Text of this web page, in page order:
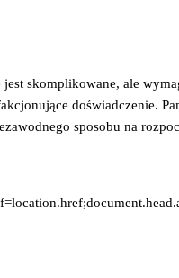
skomplikowane, ale
doświadczenie.
sposobu na